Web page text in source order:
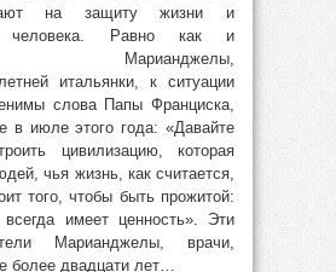
на защиту жизни и
человека. Равно как и
Марианджелы,
итальянки, к ситуации
слова Папы Франциска,
в июле этого года: «Давайте
цивилизацию, которая
чья жизнь, как считается,
того, чтобы быть прожитой:
имеет ценность». Эти
Марианджелы, врачи,
более двадцати лет…